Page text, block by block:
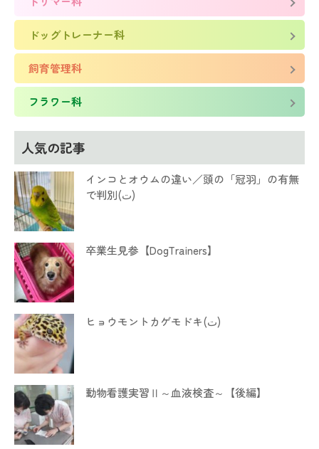
ドッグトレーナー科
飼育管理科
フラワー科
人気の記事
インコとオウムの違い／頭の「冠羽」の有無
で判別(ت)
卒業生見参【DogTrainers】
ヒョウモントカゲモドキ(ت)
動物看護実習Ⅱ～血液検査～【後編】